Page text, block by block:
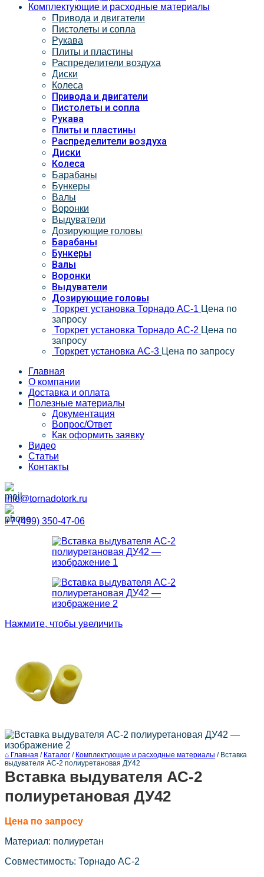
Комплектующие и расходные материалы
Привода и двигатели
Пистолеты и сопла
Рукава
Плиты и пластины
Распределители воздуха
Диски
Колеса
Привода и двигатели
Пистолеты и сопла
Рукава
Плиты и пластины
Распределители воздуха
Диски
Колеса
Барабаны
Бункеры
Валы
Воронки
Выдуватели
Дозирующие головы
Барабаны
Бункеры
Валы
Воронки
Выдуватели
Дозирующие головы
Торкрет установка Торнадо АС-1 Цена по
запросу
Торкрет установка Торнадо АС-2 Цена по
запросу
Торкрет установка АС-3 Цена по запросу
Главная
О компании
Доставка и оплата
Полезные материалы
Документация
Вопрос/Ответ
Как оформить заявку
Видео
Статьи
Контакты
info@tornadotork.ru
+7 (499) 350-47-06
Нажмите, чтобы увеличить
⌂ Главная / Каталог / Комплектующие и расходные материалы / Вставка
выдувателя АС-2 полиуретановая ДУ42
Вставка выдувателя АС-2
полиуретановая ДУ42
Цена по запросу
Материал: полиуретан
Совместимость: Торнадо АС-2